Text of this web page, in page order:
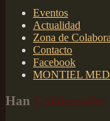
Eventos
Actualidad
Zona de
Contacto
Facebook
MONTIEL
Han Colaborado: